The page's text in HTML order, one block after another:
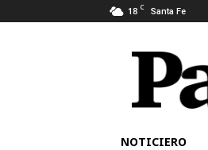
18 C Santa Fe
Pausa
NOTICIERO